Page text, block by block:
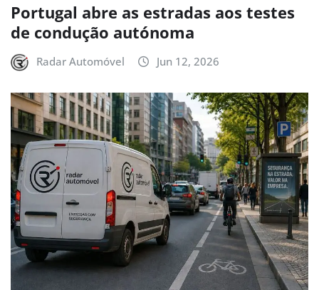
Portugal abre as estradas aos testes
de condução autónoma
Radar Automóvel Jun 12, 2026